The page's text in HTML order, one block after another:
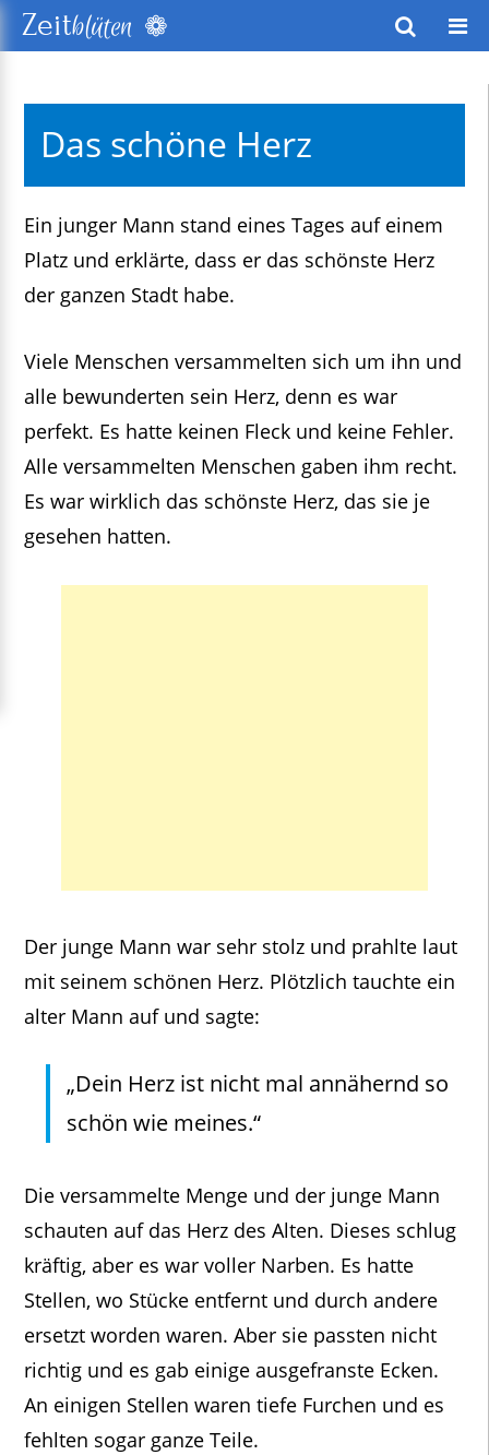
Zeitblüten ❁
Das schöne Herz
Ein junger Mann stand eines Tages auf einem
Platz und erklärte, dass er das schönste Herz
der ganzen Stadt habe.
Viele Menschen versammelten sich um ihn und
alle bewunderten sein Herz, denn es war
perfekt. Es hatte keinen Fleck und keine Fehler.
Alle versammelten Menschen gaben ihm recht.
Es war wirklich das schönste Herz, das sie je
gesehen hatten.
Der junge Mann war sehr stolz und prahlte laut
mit seinem schönen Herz. Plötzlich tauchte ein
alter Mann auf und sagte:
„Dein Herz ist nicht mal annähernd so
schön wie meines.“
Die versammelte Menge und der junge Mann
schauten auf das Herz des Alten. Dieses schlug
kräftig, aber es war voller Narben. Es hatte
Stellen, wo Stücke entfernt und durch andere
ersetzt worden waren. Aber sie passten nicht
richtig und es gab einige ausgefranste Ecken.
An einigen Stellen waren tiefe Furchen und es
fehlten sogar ganze Teile.